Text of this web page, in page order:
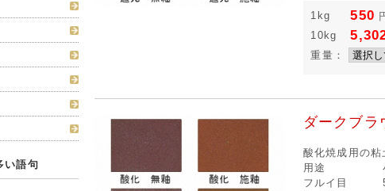
1kg 550
10kg
重量：
ダークブラ
酸化焼成用の粘
用途
フルイ目
い語句